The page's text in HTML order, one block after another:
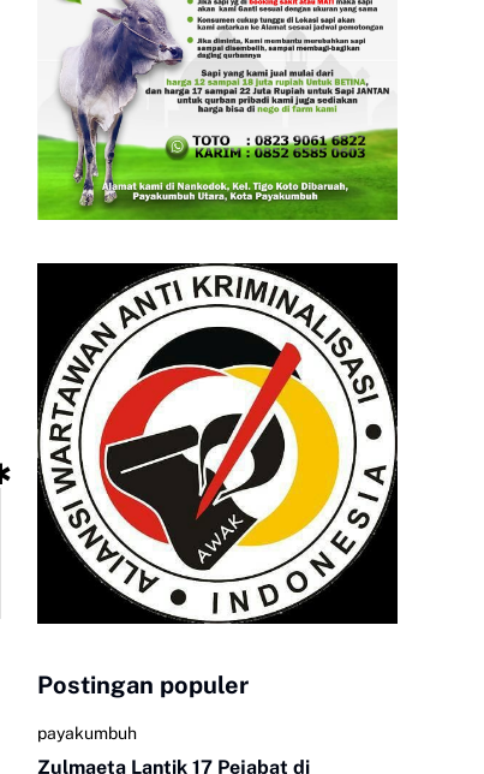
Postingan populer
payakumbuh
Zulmaeta Lantik 17 Pejabat di